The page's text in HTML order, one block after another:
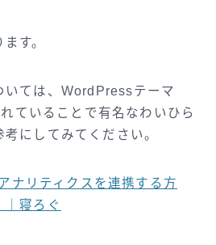
す。
いては、WordPressテーマ
ていることで有名なわいひら
にしてみてください。
ナリティクスを連携する方
｜寝ろぐ